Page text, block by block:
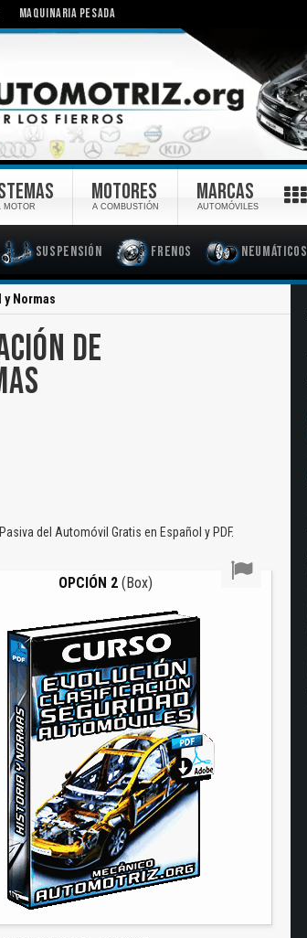
MAQUINARIA PESADA
Suspensión Frenos Neumáticos
MOTOR
MOTORES
A COMBUSTIÓN
MARCAS
AUTOMÓVILES
Normas
DE
del Automóvil Gratis en Español y PDF.
OPCIÓN 2(Box)